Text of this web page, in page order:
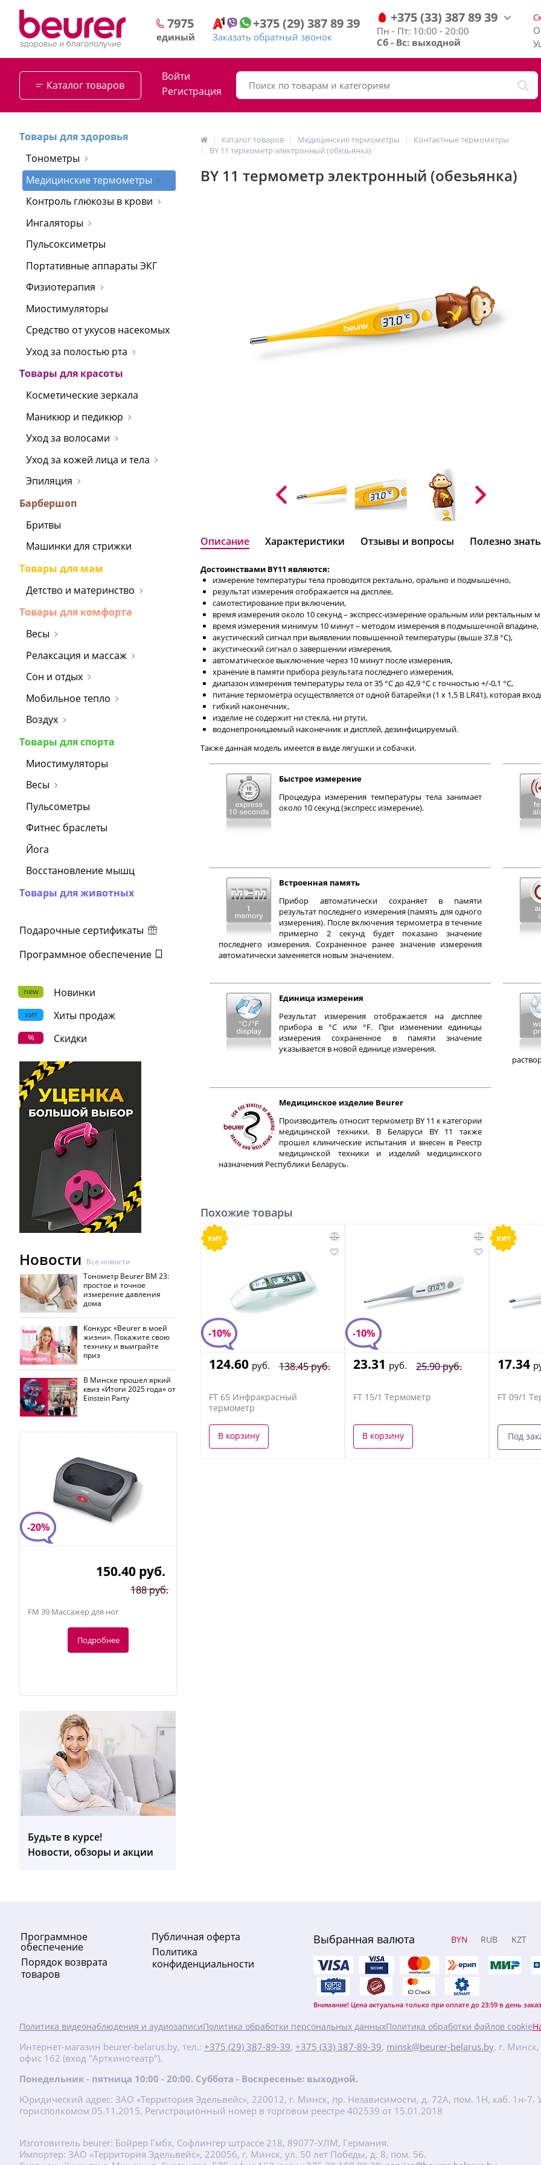
7975
единый
+375(29) 3878939
Заказать обратный звонок
+375(33) 3878939
Пн - Пт: 10:00 - 20:00
Сб - Вс: выходной
Каталог товаров
Войти
Регистрация
Товары для здоровья
Тонометры
Медицинские термометры
Контроль глюкозы в крови
Ингаляторы
Пульсоксиметры
Портативные аппараты ЭКГ
Физиотерапия
Миостимуляторы
Средство от укусов насекомых
Уход за полостью рта
Товары для красоты
Косметические зеркала
Маникюр и педикюр
Уход за волосами
Уход за кожей лица и тела
Эпиляция
Барбершоп
Бритвы
Машинки для стрижки
Товары для мам
Детство и материнство
Товары для комфорта
Весы
Релаксация и массаж
Сон и отдых
Мобильное тепло
Воздух
Товары для спорта
Миостимуляторы
Весы
Пульсометры
Фитнес браслеты
Йога
Восстановление мышц
Товары для животных
Подарочные сертификаты
Программное обеспечение
new Новинки
хит Хиты продаж
% Скидки
Новости Все новости
Тонометр Beurer BM 23:
простое и точное
измерение давления
дома
Конкурс «Beurer в моей
жизни». Покажите свою
технику и выиграйте
приз
В Минске прошел яркий
квиз «Итоги 2025 года» от
Einstein Party
-20%
150.40 руб.
188 руб.
FM 39 Массажер для ног
Подробнее
246.03руб.
BM 58 Тонометр плечевой
89.68руб.
112.10 руб.
Подробнее
Будьте в курсе!
Новости, обзоры и акции
Каталог товаров Медицинские термометры
Контактные термометры
BY 11 термометр электронный (обезьянка)
BY 11 термометр электронный (обезьянка)
Описание Характеристики Отзывы и вопросы Полезно знать
Достоинствами BY11 являются:
измерение температуры тела проводится ректально, орально и подмышечно,
результат измерения отображается на дисплее,
самотестирование при включении,
время измерения около 10 секунд – экспресс-измерение оральным или ректальным
время измерения минимум 10 минут – методом измерения в подмышечной впадине,
акустический сигнал при выявлении повышенной температуры (выше 37,8 °С),
акустический сигнал о завершении измерения,
автоматическое выключение через 10 минут после измерения,
хранение в памяти прибора результата последнего измерения,
диапазон измерения температуры тела от 35 °С до 42,9 °С с точностью +/-0,1 °С,
питание термометра осуществляется от одной батарейки (1 x 1,5 В LR41), которая
гибкий наконечник,
изделие не содержит ни стекла, ни ртути,
водонепроницаемый наконечник и дисплей, дезинфицируемый.
Также данная модель имеется в виде лягушки и собачки.
Быстрое измерение
Процедура измерения температуры тела занимает
около 10 секунд (экспресс измерение).
Встроенная память
Прибор автоматически сохраняет в памяти
результат последнего измерения (память для одного
измерения). После включения термометра в течение
примерно 2 секунд будет показано значение
последнего измерения. Сохраненное ранее значение измерения
автоматически заменяется новым значением.
Единица измерения
Результат измерения отображается на дисплее
прибора в °С или °F. При изменении единицы
измерения сохраненное в памяти значение
указывается в новой единице измерения.
Медицинское изделие Beurer
Производитель относит термометр BY 11 к категории
медицинской техники. В Беларуси BY 11 также
прошел клинические испытания и внесен в Реестр
медицинской техники и изделий медицинского
назначения Республики Беларусь.
Похожие товары
хит
-10%
138.45 руб.
124.60 руб.
FT 65 Инфракрасный
термометр
В корзину
-10%
25.90 руб.
23.31 руб.
FT 15/1 Термометр
В корзину
хит
17.34
FT 09/1
Под
Программное
обеспечение
Порядок возврата
товаров
Публичная оферта
Политика
конфиденциальности
Выбранная валюта BYN RUB KZT
Внимание! Цена актуальна только при оплате до 23:59 в день
Политика видеонаблюдения и аудиозаписиПолитика обработки персональных данныхПолитика обработки файлов cookie
Интернет-магазин beurer-belarus.by, тел.: +375 (29) 387-89-39, +375 (33) 387-89-39, minsk@beurer-belarus.by. г.
офис 162 (вход "Арткинотеатр").
Понедельник - пятница 10:00 - 20:00. Суббота - Воскресенье: выходной.
Юридический адрес: ЗАО «Территория Эдельвейс», 220012, г. Минск, пр. Независимости, д. 72А, пом. 1Н, каб. 1н-
горисполкомом 05.11.2015. Регистрационный номер в торговом реестре 402539 от 15.01.2018
Изготовитель beurer: Бойрер Гмбх, Софлингер штрассе 218, 89077-УЛМ, Германия.
Импортер: ЗАО «Территория Эдельвейс», 220056, г. Минск, ул. 50 лет Победы, д. 8, пом. 56.